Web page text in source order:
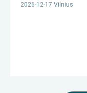
2026-12-17 Vilnius